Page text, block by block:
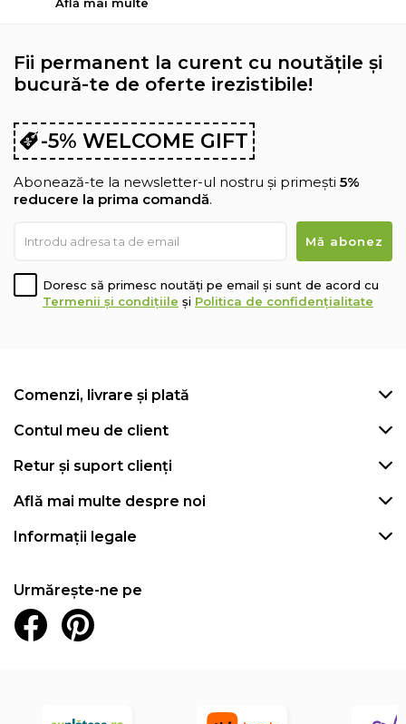
Fii permanent la curent cu noutățile și
bucură-te de oferte irezistibile!
-5% WELCOME GIFT
Abonează-te la newsletter-ul nostru și primești 5%
reducere la prima comandă.
Doresc să primesc noutăți pe email și sunt de acord cu
Termenii și condițiile și Politica de confidențialitate
Comenzi, livrare și plată
Contul meu de client
Retur și suport clienți
Află mai multe despre noi
Informații legale
Urmărește-ne pe